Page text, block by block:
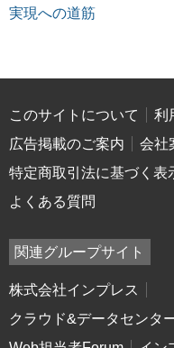
実現への道筋
このサイトについて 利
広告掲載のご案内
会社
特定商取引法に基づく表
よくある質問
関連グループサイト
株式会社インプレス
クラウド&データセンタ